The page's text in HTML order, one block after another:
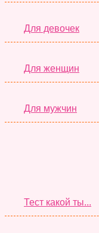
Для девочек
Для женщин
Для мужчин
Тест какой ты...